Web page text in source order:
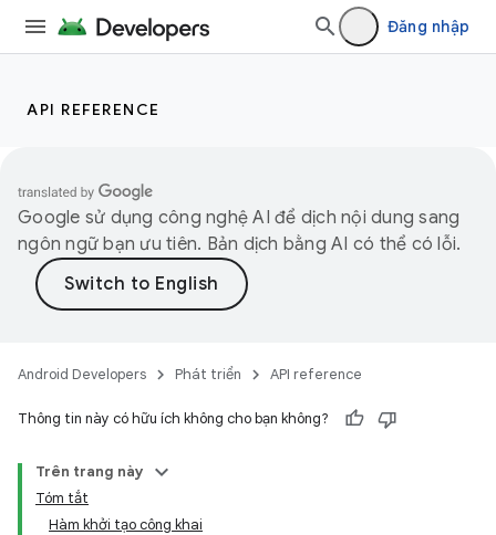
Đăng nhập
API REFERENCE
Google sử dụng công nghệ AI để dịch nội dung sang
ngôn ngữ bạn ưu tiên. Bản dịch bằng AI có thể có lỗi.
Android Developers Phát triển API reference
Thông tin này có hữu ích không cho bạn không?
Trên trang này
Tóm tắt
Hàm khởi tạo công khai